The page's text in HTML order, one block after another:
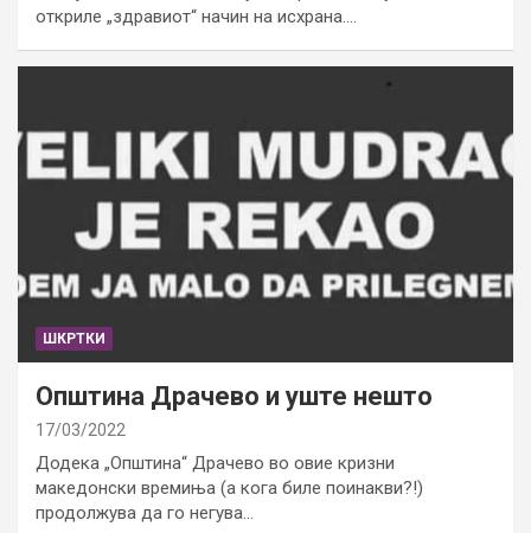
откриле „здравиот“ начин на исхрана.…
ШКРТКИ
Општина Драчево и уште нешто
17/03/2022
Додека „Општина“ Драчево во овие кризни
македонски времиња (а кога биле поинакви?!)
продолжува да го негува…